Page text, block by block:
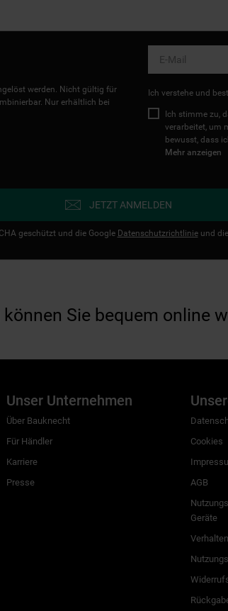
werden. Nicht gültig für
Nur erhältlich bei
Ich verstehe und
Ich stimme zu,
verarbeitet, um
bewusst, dass
Mehr anzeigen
JETZT ANMELDEN
geschützt und die Google Datenschutzrichtlinieund die
Sie bequem online
Unser Unternehmen
Über Bauknecht
Für Händler
Karriere
Presse
Cookies
AGB
Geräte